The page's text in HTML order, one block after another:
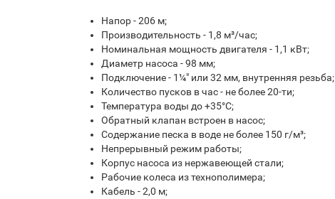
Напор - 206 м;
Производительность - 1,8 м³/час;
Номинальная мощность двигателя - 1,1 кВт;
Диаметр насоса - 98 мм;
Подключение - 1¼" или 32 мм, внутренняя резьба;
Количество пусков в час - не более 20-ти;
Температура воды до +35°С;
Обратный клапан встроен в насос;
Содержание песка в воде не более 150 г/м³;
Непрерывный режим работы;
Корпус насоса из нержавеющей стали;
Рабочие колеса из технополимера;
Кабель - 2,0 м;